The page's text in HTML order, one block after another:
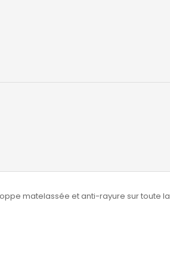
matelassée et anti-rayure sur toute la